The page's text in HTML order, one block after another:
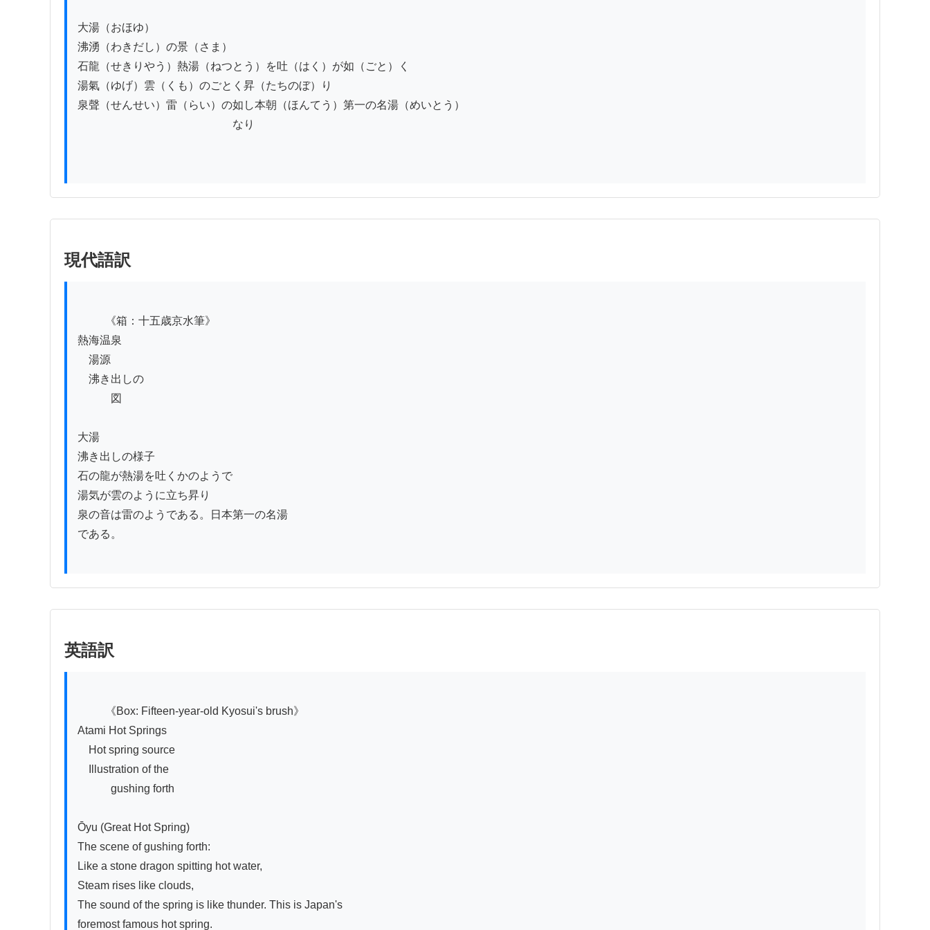
大湯（おほゆ）
沸湧（わきだし）の景（さま）
石龍（せきりやう）熱湯（ねつとう）を吐（はく）が如（ごと）く
湯氣（ゆげ）雲（くも）のごとく昇（たちのぼ）り
泉聲（せんせい）雷（らい）の如し本朝（ほんてう）第一の名湯（めいとう）
なり
現代語訳
熱海温泉
湯源
沸き出しの
図
大湯
沸き出しの様子
石の龍が熱湯を吐くかのようで
湯気が雲のように立ち昇り
泉の音は雷のようである。日本第一の名湯
である。
英語訳
Atami Hot Springs
Hot spring source
Illustration of the
gushing forth
Ōyu (Great Hot Spring)
The scene of gushing forth:
Like a stone dragon spitting hot water,
Steam rises like clouds,
The sound of the spring is like thunder. This is Japan's
foremost famous hot spring.